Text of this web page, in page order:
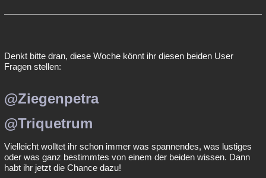
Denkt bitte dran, diese Woche könnt ihr diesen beiden User
Fragen stellen:
@Ziegenpetra
@Triquetrum
Vielleicht wolltet ihr schon immer was spannendes, was lustiges
oder was ganz bestimmtes von einem der beiden wissen. Dann
habt ihr jetzt die Chance dazu!